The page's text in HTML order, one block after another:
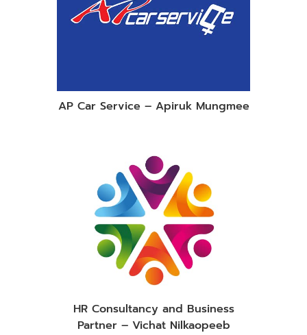
AP Car Service – Apiruk Mungmee
HR Consultancy and Business
Partner – Vichat Nilkaopeeb